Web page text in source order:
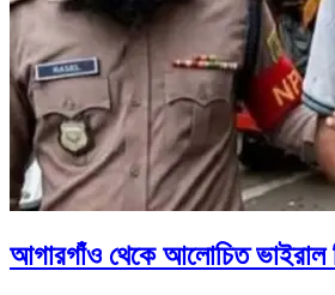
আগারগাঁও থেকে আলোচিত ভাইরাল